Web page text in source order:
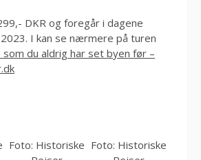
DKR og foregår i dagene
I kan se nærmere på turen
som du aldrig har set byen før –
Foto: Historiske Foto: Historiske